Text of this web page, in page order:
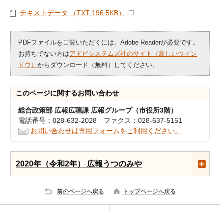
テキストデータ （TXT 196.5KB）
PDFファイルをご覧いただくには、Adobe Readerが必要です。
お持ちでない方はアドビシステムズ社のサイト（新しいウィン
ドウ）からダウンロード（無料）してください。
このページに関するお問い合わせ
総合政策部 広報広聴課 広報グループ（市役所3階）
電話番号：028-632-2028 ファクス：028-637-5151
お問い合わせは専用フォームをご利用ください。
2020年（令和2年） 広報うつのみや
前のページへ戻る トップページへ戻る